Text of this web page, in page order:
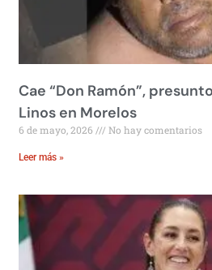
Cae “Don Ramón”,
Linos en Morelos
6 de mayo, 2026 No hay comentarios
Leer más »